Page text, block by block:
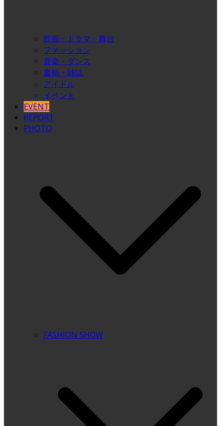
映画・ドラマ・舞台
ファッション
音楽・ダンス
書籍・雑誌
アイドル
イベント
EVENT
REPORT
PHOTO
FASHION SHOW